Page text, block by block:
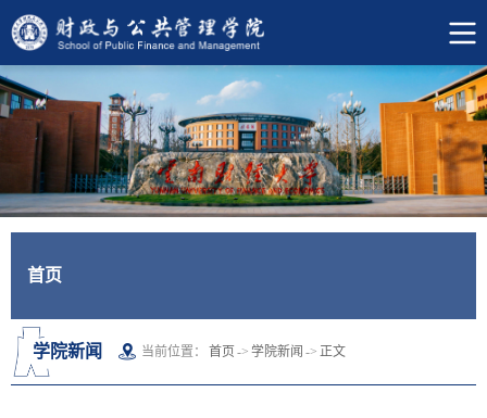
首页
学院新闻 当前位置： 首页-> 学院新闻 -> 正文